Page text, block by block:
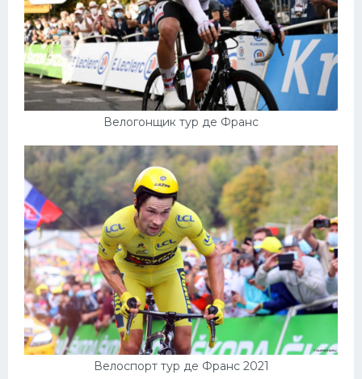
Велогонщик тур де Франс
Велоспорт тур де Франс 2021